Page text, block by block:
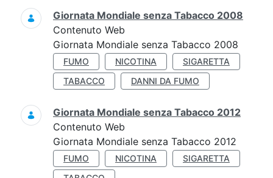
Giornata Mondiale senza Tabacco 2008
Contenuto Web
Giornata Mondiale senza Tabacco 2008
FUMO NICOTINA
SIGARETTA
TABACCO
DANNI DA FUMO
Giornata Mondiale senza Tabacco 2012
Contenuto Web
Giornata Mondiale senza Tabacco 2012
FUMO NICOTINA
SIGARETTA